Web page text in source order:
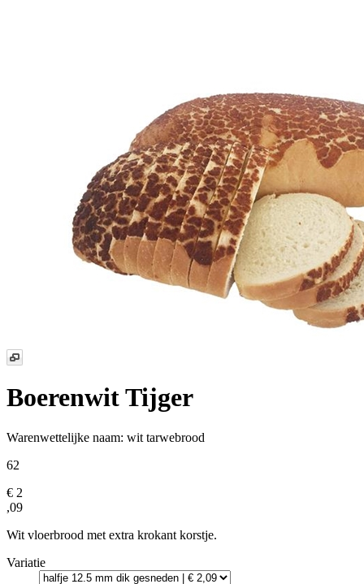
Boerenwit Tijger
Warenwettelijke naam: wit tarwebrood
62
€ 2
,09
Wit vloerbrood met extra krokant korstje.
Variatie